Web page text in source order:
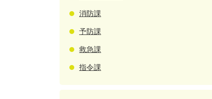
消防課
予防課
救急課
指令課